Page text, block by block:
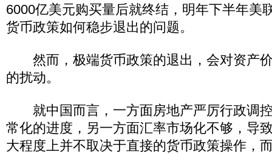
6000亿美元购买量后就终结，明年下半年美
货币政策如何稳步退出的问题。
然而，极端货币政策的退出，会对资产
的扰动。
就中国而言，一方面房地产严厉行政调
常化的进度，另一方面汇率市场化不够，导
大程度上并不取决于直接的货币政策操作，